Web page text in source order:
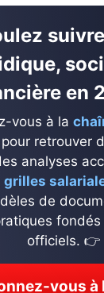
en
vous à la
retrouver
analyses
grilles
de
officiels. 👉
vous à